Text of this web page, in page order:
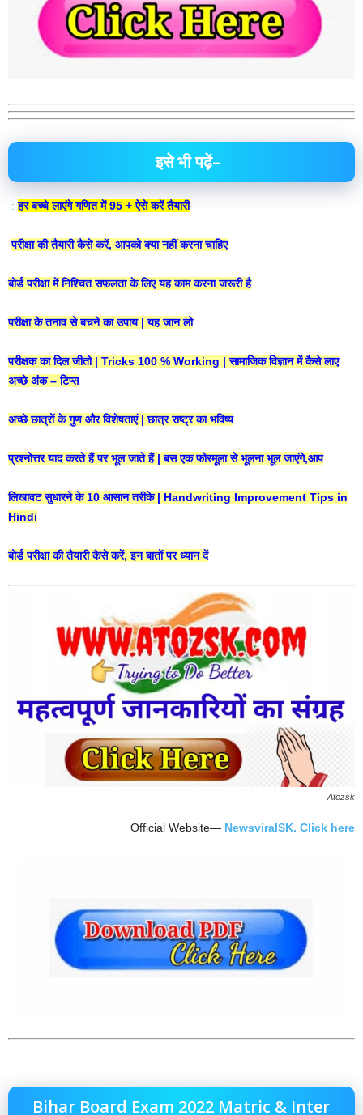
इसे भी पढ़ें–
:हर बच्चे लाएंगे गणित में 95 + ऐसे करें तैयारी
परीक्षा की तैयारी कैसे करें, आपको क्या नहीं करना चाहिए
बोर्ड परीक्षा में निश्चित सफलता के लिए यह काम करना जरूरी है
परीक्षा के तनाव से बचने का उपाय | यह जान लो
परीक्षक का दिल जीतो | Tricks 100 % Working | सामाजिक विज्ञान में कैसे लाए
अच्छे अंक – टिप्स
अच्छे छात्रों के गुण और विशेषताएं | छात्र राष्ट्र का भविष्य
प्रश्नोत्तर याद करते हैं पर भूल जाते हैं | बस एक फोरमूला से भूलना भूल जाएंगे,आप
लिखावट सुधारने के 10 आसान तरीके | Handwriting Improvement Tips in
Hindi
बोर्ड परीक्षा की तैयारी कैसे करें, इन बातों पर ध्यान दें
Atozsk
Official Website— NewsviralSK. Click here
Bihar Board Exam 2022 Matric & Inter